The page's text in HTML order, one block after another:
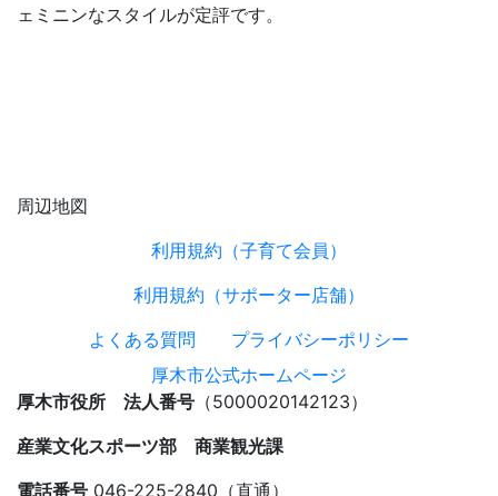
ェミニンなスタイルが定評です。
周辺地図
利用規約（子育て会員）
利用規約（サポーター店舗）
よくある質問
プライバシーポリシー
厚木市公式ホームページ
厚木市役所 法人番号 （5000020142123）
産業文化スポーツ部 商業観光課
電話番号 046-225-2840（直通）